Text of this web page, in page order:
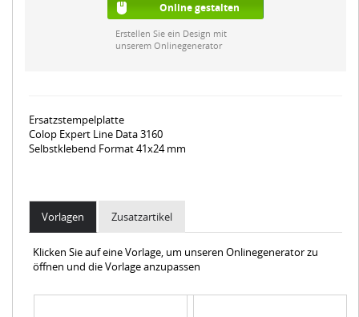
Online gestalten
Erstellen Sie ein Design mit
unserem Onlinegenerator
Ersatzstempelplatte
Colop Expert Line Data 3160
Selbstklebend Format 41x24 mm
Vorlagen Zusatzartikel
Klicken Sie auf eine Vorlage, um unseren Onlinegenerator zu
öffnen und die Vorlage anzupassen